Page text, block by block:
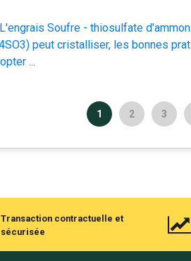
1 2 3
Transaction contractuelle et
sécurisée